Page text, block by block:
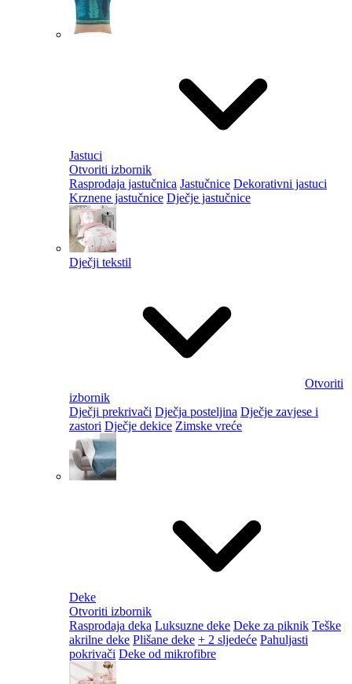
Jastuci
Otvoriti izbornik
Rasprodaja jastučnica Jastučnice Dekorativni jastuci
Krznene jastučnice Dječje jastučnice
Dječji tekstil
Otvoriti
izbornik
Dječji prekrivači Dječja posteljina Dječje zavjese i
zastori Dječje dekice Zimske vreće
Deke
Otvoriti izbornik
Rasprodaja deka Luksuzne deke Deke za piknik Teške
akrilne deke Plišane deke + 2 sljedeće Pahuljasti
pokrivači Deke od mikrofibre